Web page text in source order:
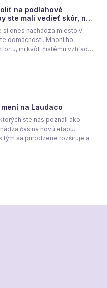
na podlahové
ste mali vedieť skôr, než
si dnes nachádza miesto v
domácností. Mnohí ho
iní kvôli čistému vzhľadu
v miestnosti, ale aj na
celkové fungovanie kúrenia.
na Laudaco
ste nás poznali ako
čas na novú etapu.
tým sa prirodzene rozširuje aj
Naším cieľom je, aby každý